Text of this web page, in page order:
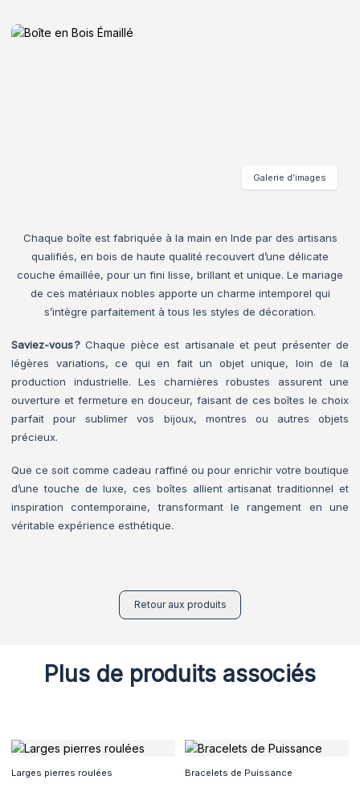
Chaque boîte est fabriquée à la main en Inde par des artisans
qualifiés, en bois de haute qualité recouvert d’une délicate
couche émaillée, pour un fini lisse, brillant et unique. Le mariage
de ces matériaux nobles apporte un charme intemporel qui
s’intègre parfaitement à tous les styles de décoration.
Saviez-vous ?Chaque pièce est artisanale et peut présenter de
légères variations, ce qui en fait un objet unique, loin de la
production industrielle. Les charnières robustes assurent une
ouverture et fermeture en douceur, faisant de ces boîtes le choix
parfait pour sublimer vos bijoux, montres ou autres objets
précieux.
Que ce soit comme cadeau raffiné ou pour enrichir votre boutique
d’une touche de luxe, ces boîtes allient artisanat traditionnel et
inspiration contemporaine, transformant le rangement en une
véritable expérience esthétique.
Retour aux produits
Galerie d’images
Plus de produits associés
Larges pierres roulées Bracelets de Puissance